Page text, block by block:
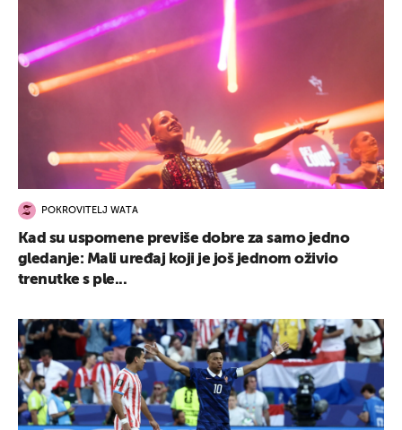
POKROVITELJ WATA
Kad su uspomene previše dobre za samo jedno
gledanje: Mali uređaj koji je još jednom oživio
trenutke s ple...